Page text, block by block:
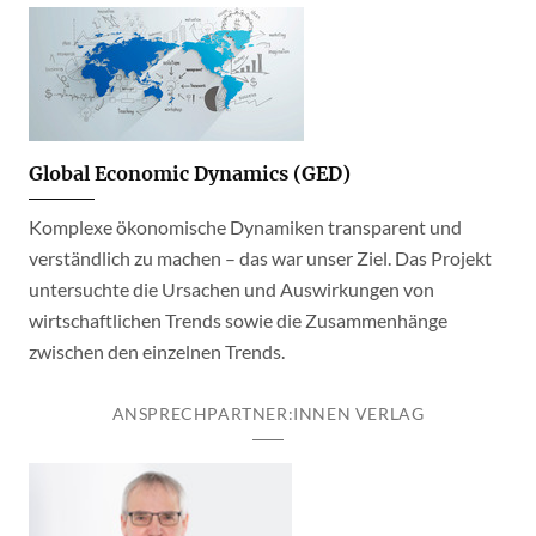
Global Economic Dynamics (GED)
Komplexe ökonomische Dynamiken transparent und
verständlich zu machen – das war unser Ziel. Das Projekt
untersuchte die Ursachen und Auswirkungen von
wirtschaftlichen Trends sowie die Zusammenhänge
zwischen den einzelnen Trends.
ANSPRECHPARTNER:INNEN VERLAG